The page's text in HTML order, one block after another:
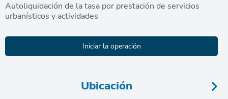
Autoliquidación de la tasa por prestación de servicios
urbanísticos y actividades
Ubicación